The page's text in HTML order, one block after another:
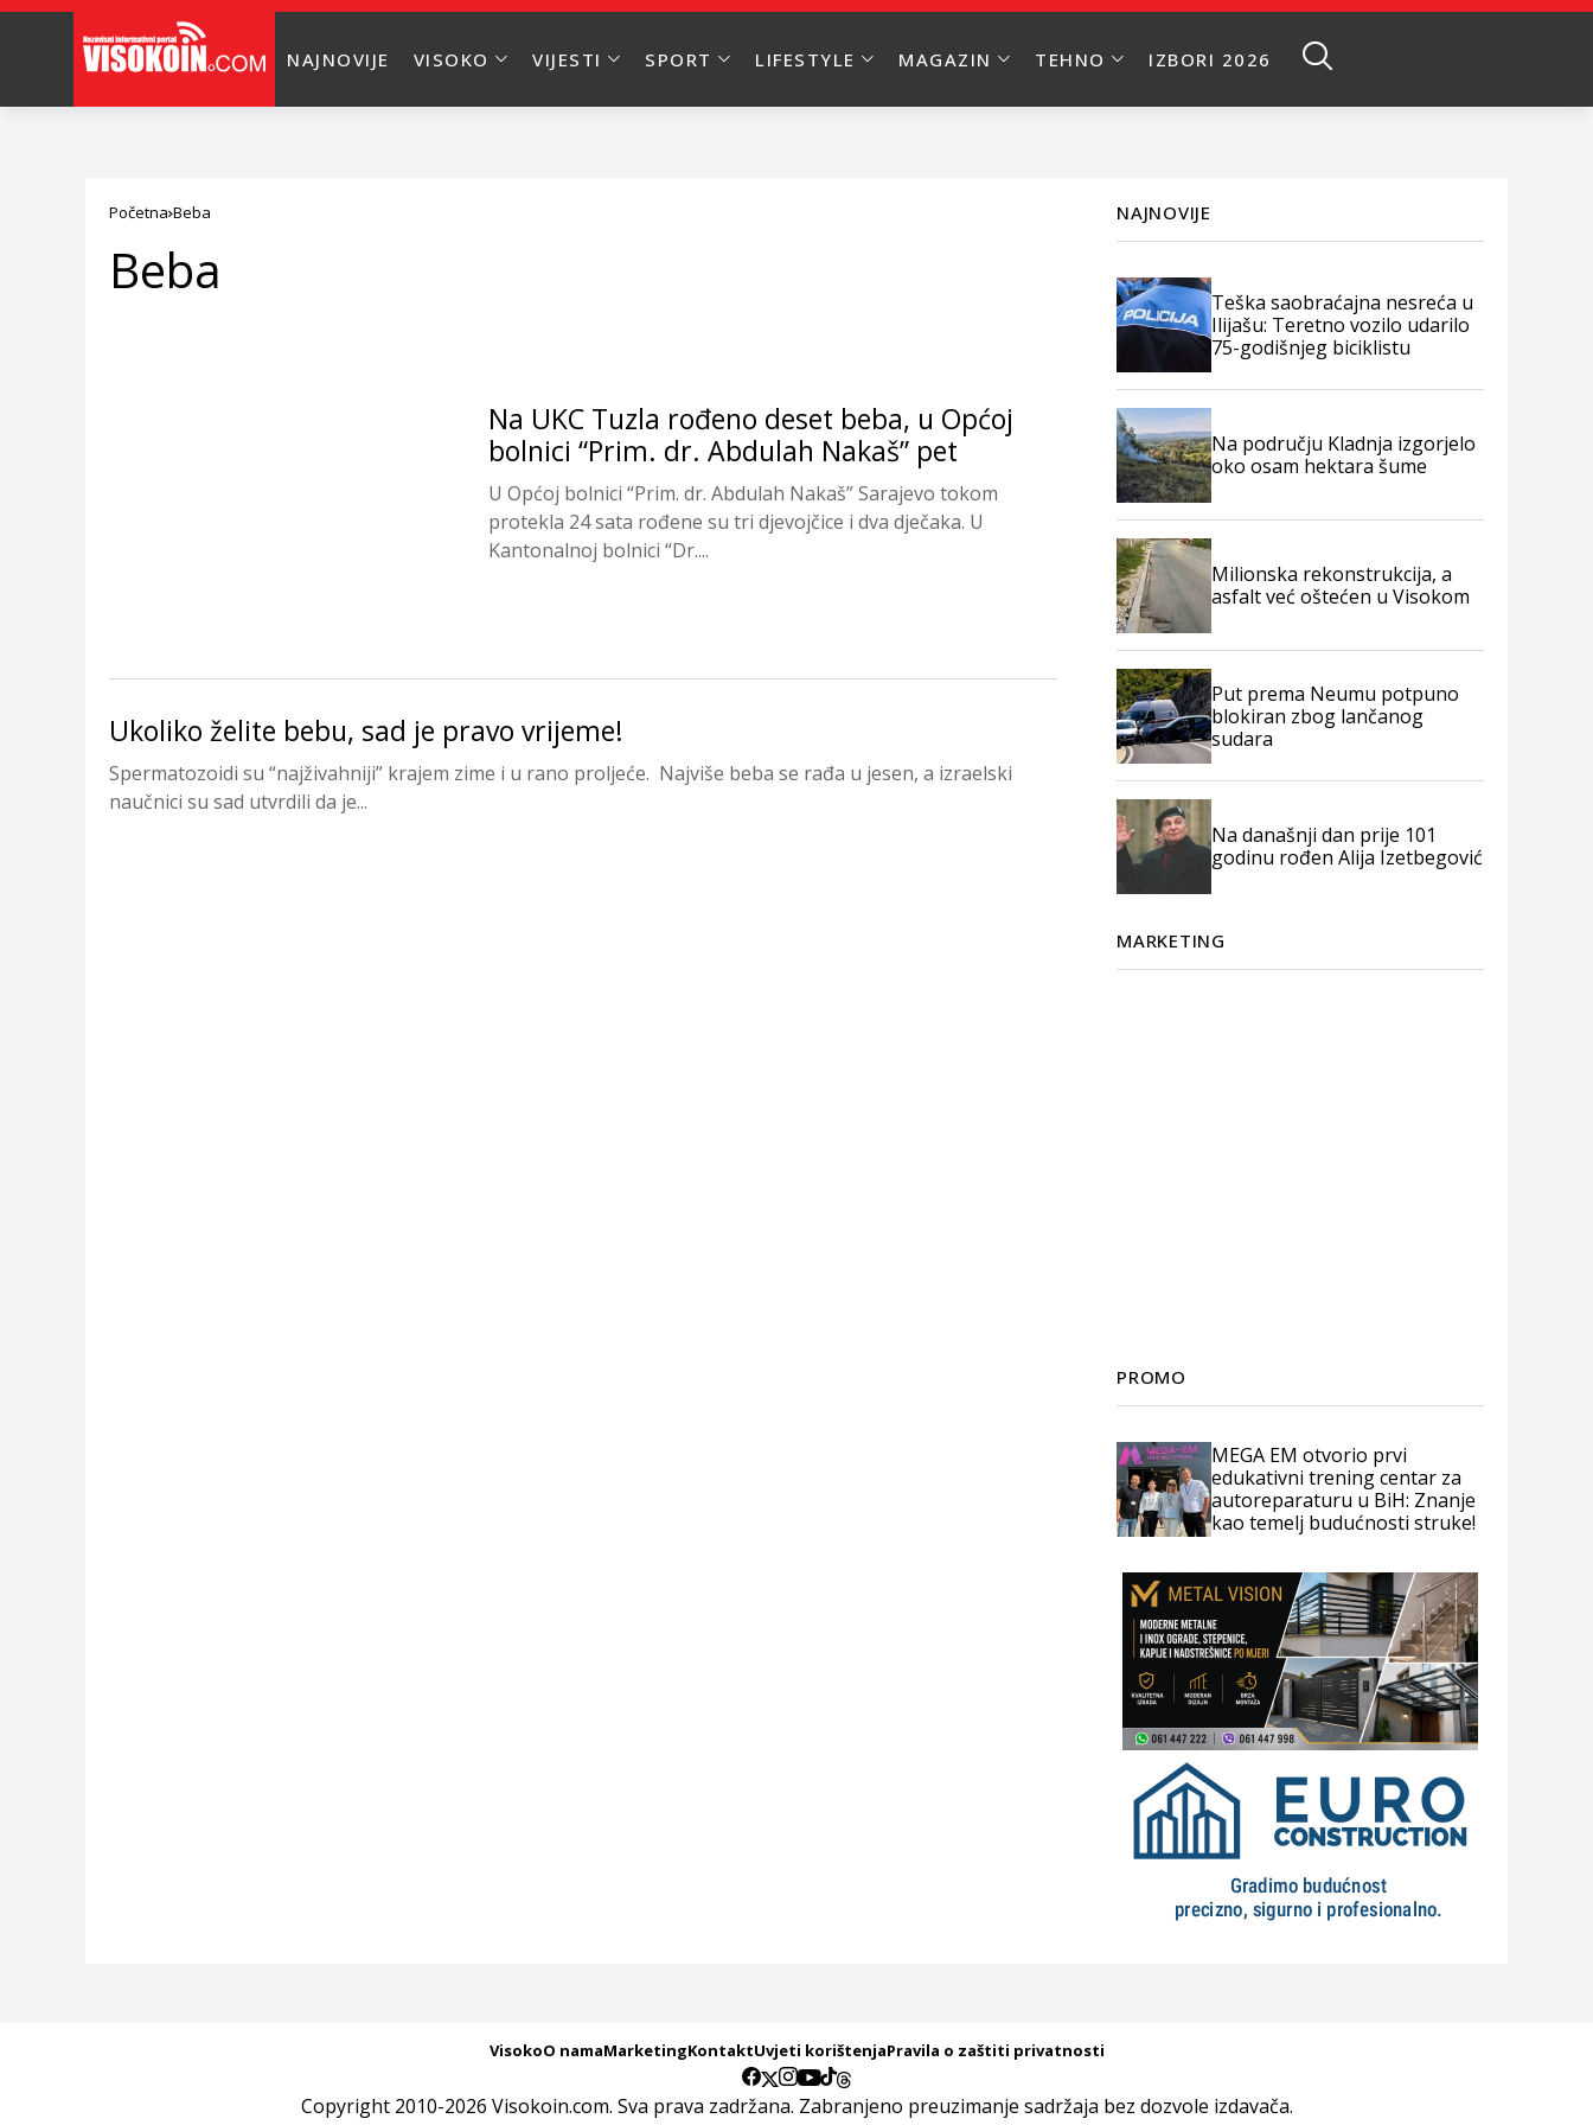
NAJNOVIJE VISOKO VIJESTI SPORT LIFESTYLE MAGAZIN TEHNO IZBORI 2026
Početna Beba
Beba
Na UKC Tuzla rođeno deset beba, u Općoj
bolnici “Prim. dr. Abdulah Nakaš” pet
U Općoj bolnici “Prim. dr. Abdulah Nakaš” Sarajevo tokom
protekla 24 sata rođene su tri djevojčice i dva dječaka. U
Kantonalnoj bolnici “Dr....
Ukoliko želite bebu, sad je pravo vrijeme!
Spermatozoidi su “najživahniji” krajem zime i u rano proljeće. Najviše beba se rađa u jesen, a izraelski
naučnici su sad utvrdili da je...
NAJNOVIJE
Teška saobraćajna nesreća u
Ilijašu: Teretno vozilo udarilo
75-godišnjeg biciklistu
Na području Kladnja izgorjelo
oko osam hektara šume
Milionska rekonstrukcija, a
asfalt već oštećen u Visokom
Put prema Neumu potpuno
blokiran zbog lančanog
sudara
Na današnji dan prije 101
godinu rođen Alija Izetbegović
MARKETING
PROMO
MEGA EM otvorio prvi
edukativni trening centar za
autoreparaturu u BiH: Znanje
kao temelj budućnosti struke!
VisokoO namaMarketingKontaktUvjeti korištenjaPravila o zaštiti privatnosti
Copyright 2010-2026 Visokoin.com. Sva prava zadržana. Zabranjeno preuzimanje sadržaja bez dozvole izdavača.